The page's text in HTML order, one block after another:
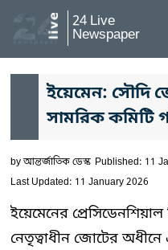
24 Live
Newspaper
ইয়েমেন: সৌদি
সামরিক কমিটি
byআন্তর্জাতিক ডেস্ক Published: 11
Last Updated: 11 January 2026
ইয়েমেনের
নেতৃত্বাধীন জোটের